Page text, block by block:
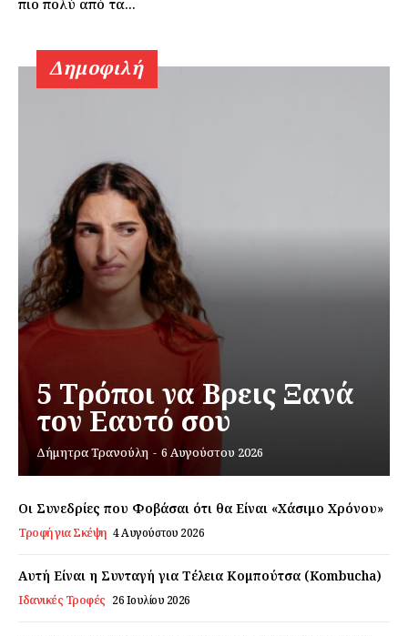
Εγγραφείτε τώρα!
Daily Food
Σχετικά με εμάς
Δημοφιλή
5 Τρόποι να Βρεις Ξανά
τον Εαυτό σου
Δήμητρα Τρανούλη - 6 Αυγούστου 2026
Οι Συνεδρίες που Φοβάσαι ότι θα Είναι «Χάσιμο Χρόνου»
Τροφή για Σκέψη 4 Αυγούστου 2026
Αυτή Είναι η Συνταγή για Τέλεια Κομπούτσα (Kombucha)
Ιδανικές Τροφές 26 Ιουλίου 2026